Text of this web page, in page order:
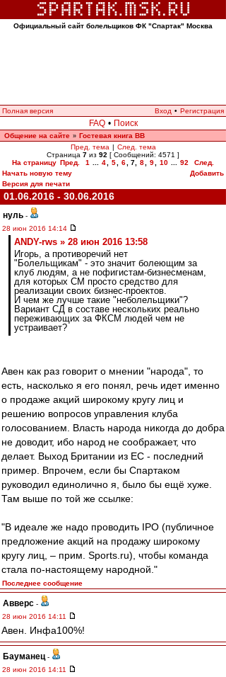
Официальный сайт болельщиков ФК "Спартак" Москва
Полная версия Вход • Регистрация
FAQ • Поиск
Общение на сайте » Гостевая книга ВВ
Пред. тема | След. тема
Страница 7 из 92 [ Сообщений: 4571 ]
На страницу Пред. 1 4 5 6 7 8 9 10 92
След.
Начать новую тему
Добавить
Версия для печати
01.06.2016 - 30.06.2016
нуль -
28 июн 2016 14:14
ANDY-rws » 28 июн 2016 13:58
Игорь, а противоречий нет
"Болельщикам" - это значит болеющим за
клуб людям, а не пофигистам-бизнесменам,
для которых СМ просто средство для
реализации своих бизнес-проектов.
И чем же лучше такие "неболельщики"?
Вариант СД в составе нескольких реально
переживающих за ФКСМ людей чем не
устраивает?
Авен как раз говорит о мнении "народа", то
есть, насколько я его понял, речь идет именно
о продаже акций широкому кругу лиц и
решению вопросов управления клуба
голосованием. Власть народа никогда до добра
не доводит, ибо народ не соображает, что
делает. Выход Британии из ЕС - последний
пример. Впрочем, если бы Спартаком
руководил единолично я, было бы ещё хуже.
Там выше по той же ссылке:
"В идеале же надо проводить IPO (публичное
предложение акций на продажу широкому
кругу лиц, – прим. Sports.ru), чтобы команда
стала по-настоящему народной."
Последнее сообщение
Авверс -
28 июн 2016 14:11
Авен. Инфа100%!
Бауманец -
28 июн 2016 14:11